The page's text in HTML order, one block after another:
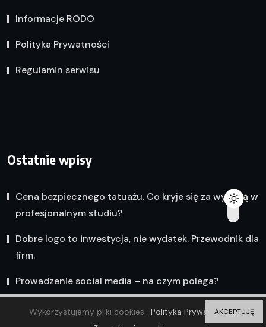
Informacje RODO
Polityka Prywatności
Regulamin serwisu
Ostatnie wpisy
Cena bezpiecznego tatuażu. Co kryje się za wyceną w
profesjonalnym studiu?
Dobre logo to inwestycja, nie wydatek. Przewodnik dla
firm.
Prowadzenie social media – na czym polega?
Wykorzystujemy pliki cookies. Polityka PrywatnościAKCEPTUJĘ